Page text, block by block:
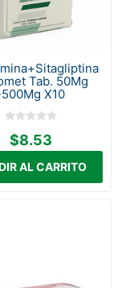
Tab. 50Mg
X10
$8.53